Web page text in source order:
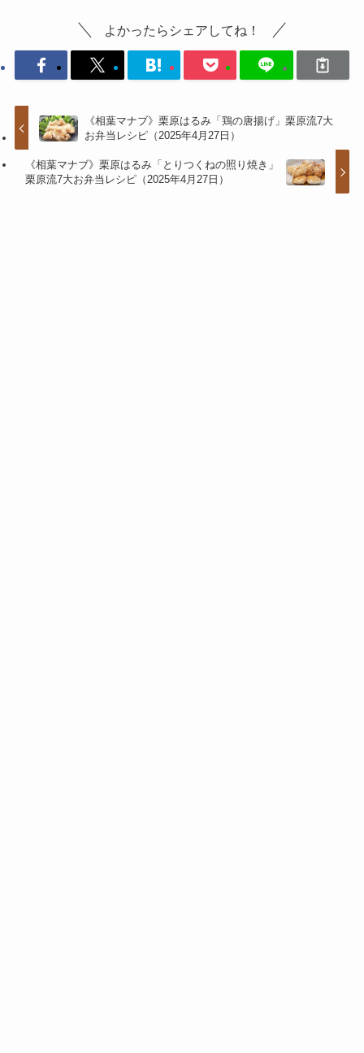
よかったらシェアしてね！
《相葉マナブ》栗原はるみ「鶏の唐揚げ」栗原流7大
お弁当レシピ（2025年4月27日）
《相葉マナブ》栗原はるみ「とりつくねの照り焼き」
栗原流7大お弁当レシピ（2025年4月27日）